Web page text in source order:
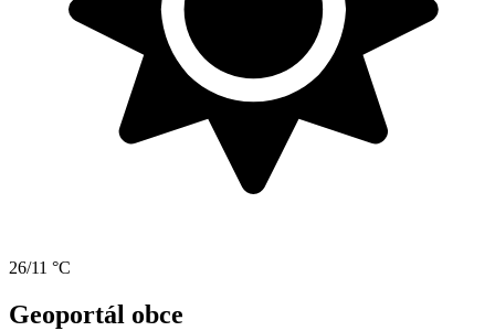
26/11 °C
Geoportál obce